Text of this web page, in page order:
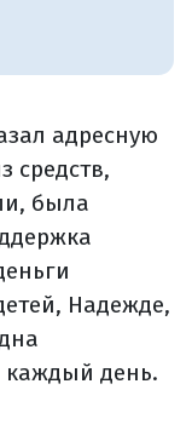
адресную
средств,
была
Надежде,
каждый день.